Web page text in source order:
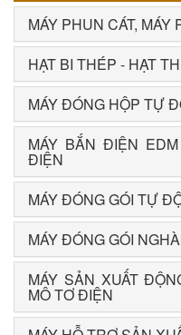
MÁY PHUN CÁT, MÁY
HẠT BI THÉP - HẠT
MÁY ĐÓNG HỘP TỰ
MÁY BẮN ĐIỆN
ĐIỆN
MÁY ĐÓNG GÓI TỰ
MÁY ĐÓNG GÓI
MÁY SẢN XUẤT
MÔ TƠ ĐIỆN